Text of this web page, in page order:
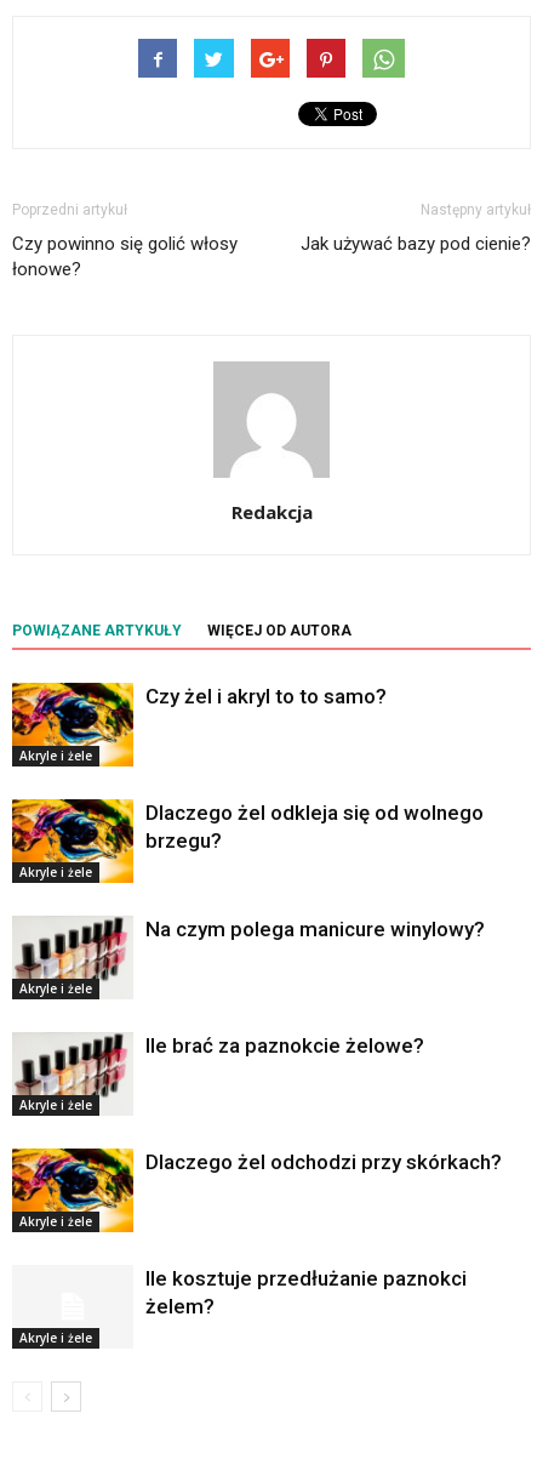
Poprzedni artykuł
Czy powinno się golić włosy
łonowe?
Następny artykuł
Jak używać bazy pod cienie?
Redakcja
POWIĄZANE ARTYKUŁY WIĘCEJ OD AUTORA
Akryle i żele
Czy żel i akryl to to samo?
Akryle i żele
Dlaczego żel odkleja się od wolnego
brzegu?
Akryle i żele
Na czym polega manicure winylowy?
Akryle i żele
Ile brać za paznokcie żelowe?
Akryle i żele
Dlaczego żel odchodzi przy skórkach?
Akryle i żele
Ile kosztuje przedłużanie paznokci
żelem?